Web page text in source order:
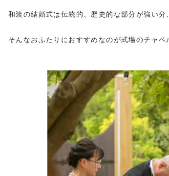
和装の結婚式は伝統的、歴史的な部分が強い
そんなおふたりにおすすめなのが式場のチャ